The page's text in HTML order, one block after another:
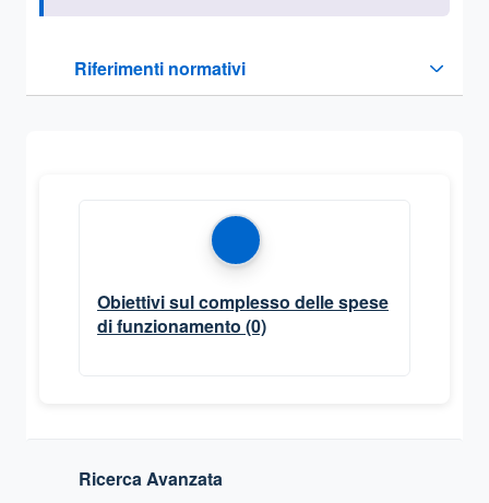
Riferimenti normativi
Sezione compressa
Obiettivi sul complesso delle spese
di funzionamento (0)
Ricerca Avanzata